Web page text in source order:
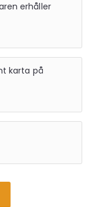
erhåller
karta på